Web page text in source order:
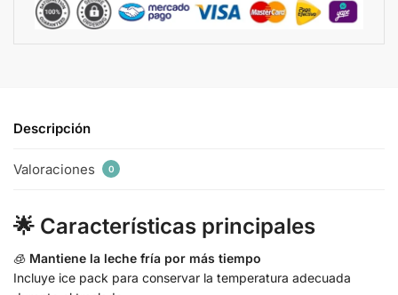
Descripción
Valoraciones 0
🌟 Características principales
🧊 Mantiene la leche fría por más tiempo
Incluye ice pack para conservar la temperatura adecuada